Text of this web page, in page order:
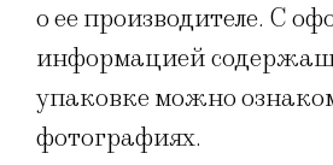
о ее производителе. С
информацией
упаковке можно
фотографиях.